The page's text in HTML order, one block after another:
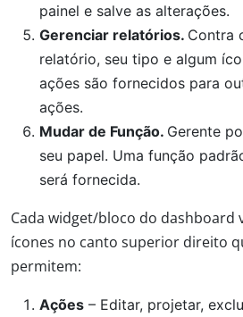
painel e salve as alterações.
Gerenciar relatórios. Contra
relatório, seu tipo e algum
ações são fornecidos para
ações.
Mudar de Função. Gerente
seu papel. Uma função
será fornecida.
Cada widget/bloco do dashboard
ícones no canto superior direito
permitem:
Ações – Editar, projetar,